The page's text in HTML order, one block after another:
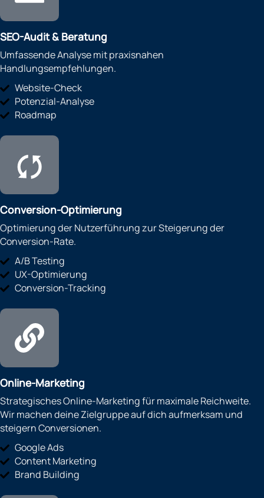
SEO-Audit & Beratung
Umfassende Analyse mit praxisnahen
Handlungsempfehlungen.
Website-Check
Potenzial-Analyse
Roadmap
Conversion-Optimierung
Optimierung der Nutzerführung zur Steigerung der
Conversion-Rate.
A/B Testing
UX-Optimierung
Conversion-Tracking
Online-Marketing
Strategisches Online-Marketing für maximale Reichweite.
Wir machen deine Zielgruppe auf dich aufmerksam und
steigern Conversionen.
Google Ads
Content Marketing
Brand Building